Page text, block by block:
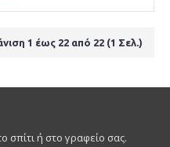
1 έως 22 από 22 (1 Σελ.)
σπίτι ή στο γραφείο σας.